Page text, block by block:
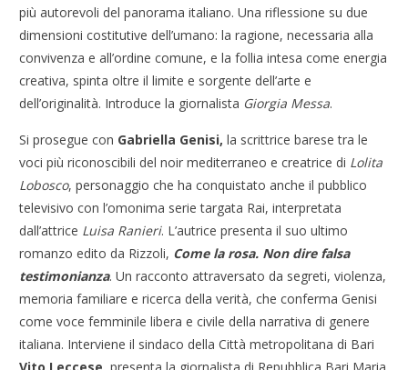
più autorevoli del panorama italiano. Una riflessione su due
dimensioni costitutive dell’umano: la ragione, necessaria alla
convivenza e all’ordine comune, e la follia intesa come energia
creativa, spinta oltre il limite e sorgente dell’arte e
dell’originalità. Introduce la giornalista Giorgia Messa.
Si prosegue con Gabriella Genisi,la scrittrice barese tra le
voci più riconoscibili del noir mediterraneo e creatrice di Lolita
Lobosco, personaggio che ha conquistato anche il pubblico
televisivo con l’omonima serie targata Rai, interpretata
dall’attrice Luisa Ranieri. L’autrice presenta il suo ultimo
romanzo edito da Rizzoli, Come la rosa. Non dire falsa
testimonianza. Un racconto attraversato da segreti, violenza,
memoria familiare e ricerca della verità, che conferma Genisi
come voce femminile libera e civile della narrativa di genere
italiana. Interviene il sindaco della Città metropolitana di Bari